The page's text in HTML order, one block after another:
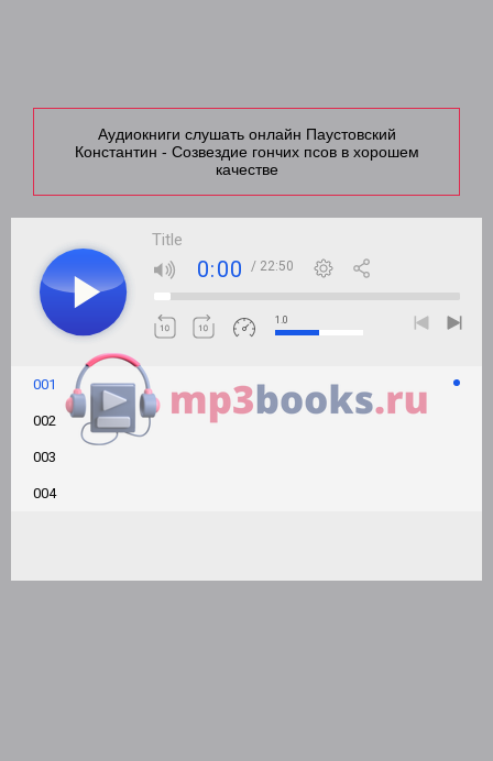
Аудиокниги слушать онлайн Паустовский
Константин - Созвездие гончих псов в хорошем
качестве
Title
0:00 / 22:50
1.0
001
002
003
004